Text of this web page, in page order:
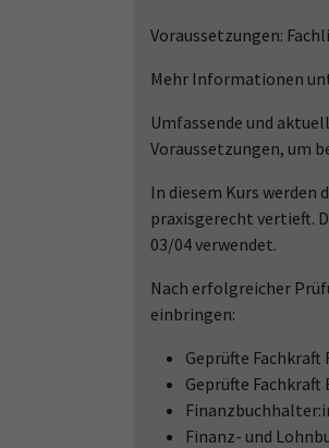
Voraussetzungen:
Mehr Informationen
Umfassende und
Voraussetzungen, um
In diesem Kurs werden
praxisgerecht vertieft.
03/04 verwendet.
Nach erfolgreicher
einbringen:
Geprüfte
Geprüfte Fachkraft
Finanz- und